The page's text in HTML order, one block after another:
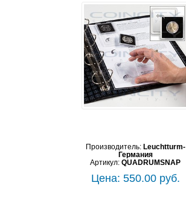
Производитель: Leuchtturm-
Германия
Артикул: QUADRUMSNAP
Цена: 550.00 руб.